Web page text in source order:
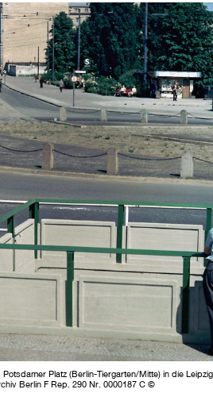
Platz (Berlin-Tiergarten/Mitte) in die
Berlin F Rep. 290 Nr. 0000187 C ©